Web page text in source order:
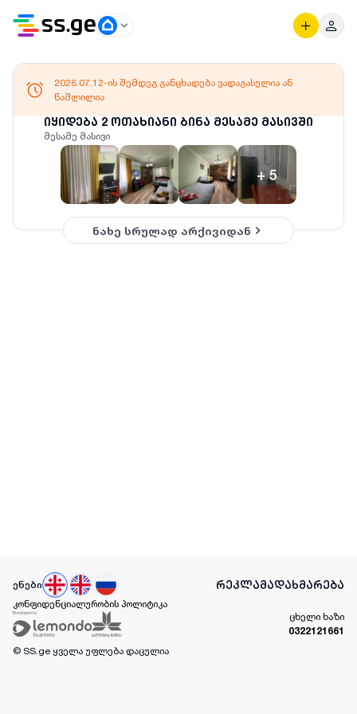
იყიდება 2 ოთახიანი ბინა მესამე მასივში
მესამე მასივი
+5
2026.07.12-ის შემდეგ განცხადება ვადაგასულია ან
წაშლილია
ნახე სრულად არქივიდან
ენები რეკლამადახმარება
კონფიდენციალურობის პოლიტიკა
ცხელი ხაზი
0322121661
© SS.ge ყველა უფლება დაცულია